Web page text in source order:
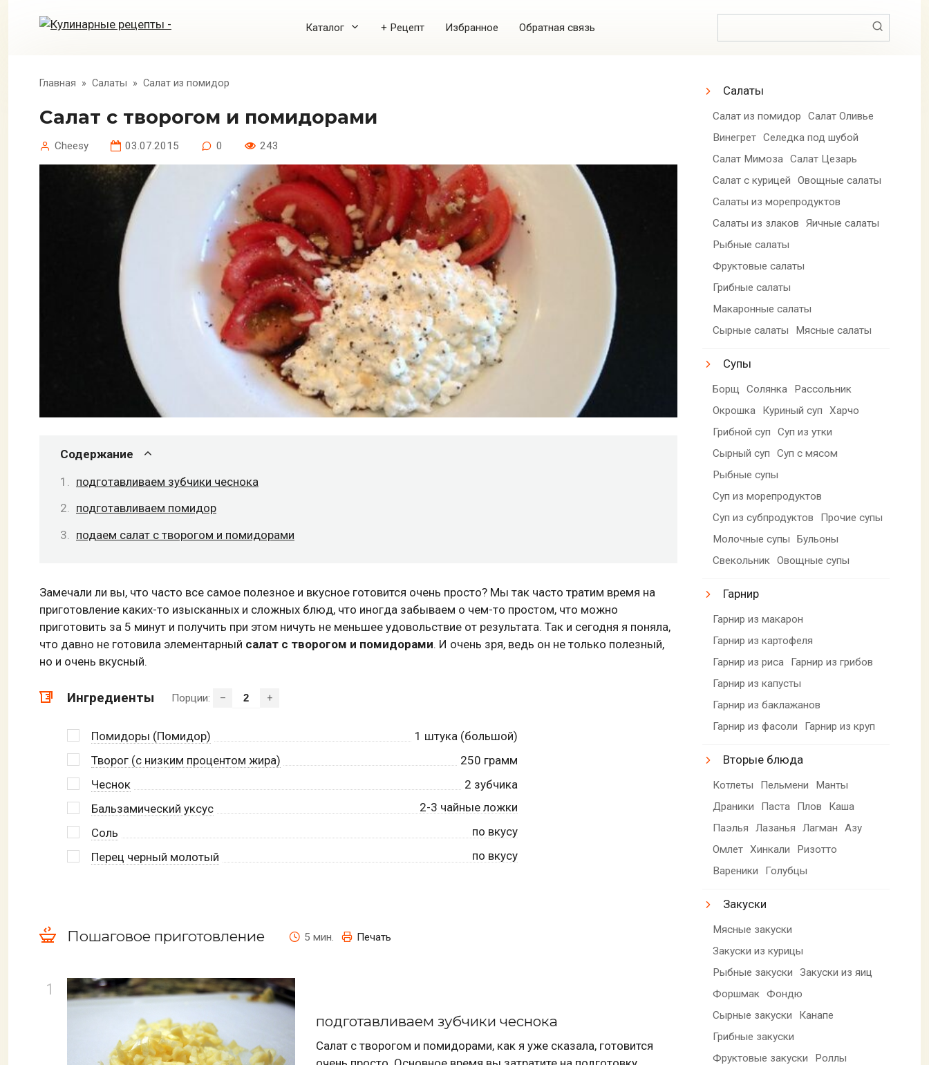
Каталог + Рецепт Избранное Обратная связь
Главная » Салаты » Салат из помидор
Салат с творогом и помидорами
Cheesy 03.07.2015 0 243
Содержание
подготавливаем зубчики чеснока
подготавливаем помидор
подаем салат с творогом и помидорами
Замечали ли вы, что часто все самое полезное и вкусное готовится очень просто? Мы так часто тратим время на
приготовление каких-то изысканных и сложных блюд, что иногда забываем о чем-то простом, что можно
приготовить за 5 минут и получить при этом ничуть не меньшее удовольствие от результата. Так и сегодня я поняла,
что давно не готовила элементарный салат с творогом и помидорами. И очень зря, ведь он не только полезный,
но и очень вкусный.
Ингредиенты Порции: – +
Помидоры (Помидор) 1 штука (большой)
Творог (с низким процентом жира)
250 грамм
Чеснок
2 зубчика
Бальзамический уксус
2-3 чайные ложки
Соль
по вкусу
Перец черный молотый
по вкусу
Пошаговое приготовление 5 мин. Печать
подготавливаем зубчики чеснока
Салат с творогом и помидорами, как я уже сказала, готовится
Салаты
Салат из помидор
Салат Оливье
Винегрет Селедка под шубой
Салат Мимоза Салат Цезарь
Салат с курицей
Овощные салаты
Салаты из морепродуктов
Салаты из злаков
Яичные салаты
Рыбные салаты
Фруктовые салаты
Грибные салаты
Макаронные салаты
Сырные салаты
Мясные салаты
Супы
Борщ Солянка
Рассольник
Окрошка
Куриный суп
Харчо
Грибной суп
Суп из утки
Сырный суп
Суп с мясом
Рыбные супы
Суп из морепродуктов
Суп из субпродуктов
Прочие супы
Молочные супы
Бульоны
Свекольник Овощные супы
Гарнир
Гарнир из макарон
Гарнир из картофеля
Гарнир из риса
Гарнир из грибов
Гарнир из капусты
Гарнир из баклажанов
Гарнир из фасоли
Гарнир из круп
Вторые блюда
Котлеты Пельмени
Манты
Драники
Паста Плов
Каша
Паэлья
Лазанья Лагман
Азу
Омлет Хинкали
Ризотто
Вареники
Голубцы
Закуски
Мясные закуски
Закуски из курицы
Рыбные закуски
Закуски из яиц
Форшмак Фондю
Сырные закуски
Канапе
Грибные закуски
Фруктовые закуски
Роллы